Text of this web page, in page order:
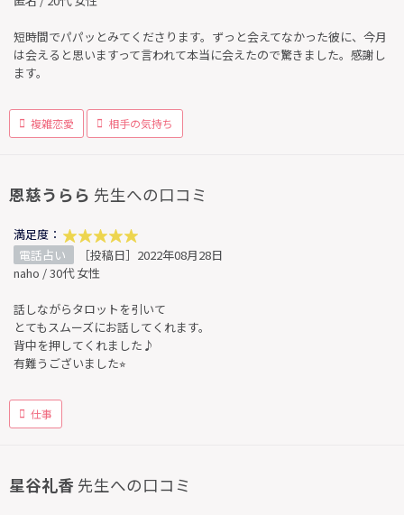
短時間でパパッとみてくださります。ずっと会えてなかった彼に、今月
は会えると思いますって言われて本当に会えたので驚きました。感謝し
ます。
複雑恋愛 相手の気持ち
恩慈うらら 先生への口コミ
満足度：
電話占い
［投稿日］2022年08月28日
naho / 30代 女性
話しながらタロットを引いて
とてもスムーズにお話してくれます。
背中を押してくれました♪
有難うございました⭐︎
仕事
星谷礼香 先生への口コミ